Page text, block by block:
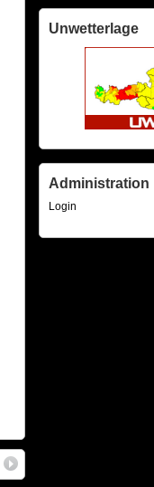
Unwetterlage
Administration
Login